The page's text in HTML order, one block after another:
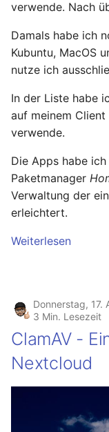
verwende. Nach
Damals habe ich
Kubuntu, MacOS
nutze ich
In der Liste habe
auf meinem
verwende.
Die Apps habe
Paketmanager
Verwaltung der
erleichtert.
Weiterlesen
Donnerstag, 17.
3 Min. Lesezeit
ClamAV -
Nextcloud